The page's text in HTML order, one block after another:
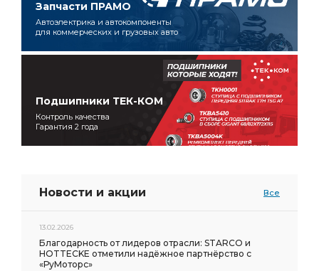
Запчасти ПРАМО
Автоэлектрика и автокомпоненты
для коммерческих и грузовых авто
Подшипники ТЕК-КОМ
Контроль качества
Гарантия 2 года
Новости и акции Все
13.02.2026
Благодарность от лидеров отрасли: STARCO и
HOTTECKE отметили надёжное партнёрство с
«РуМоторс»